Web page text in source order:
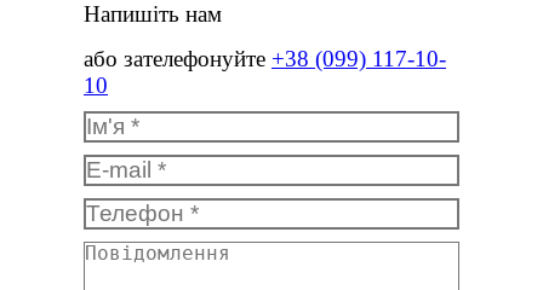
Напишіть нам
або зателефонуйте +38 (099) 117-10-
10
Ім'я *
E-mail *
Телефон *
Повідомлення